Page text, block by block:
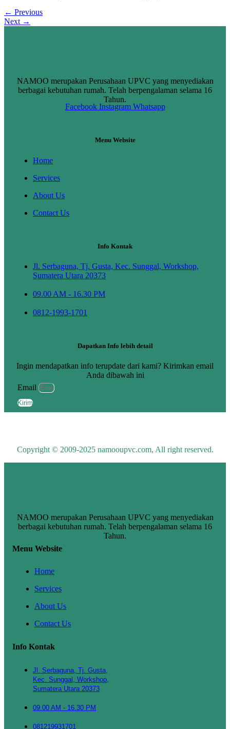
← Previous
Next →
NAMOO merupakan Perusahaan UPVC yang menyediakan
berbagai kebutuhan rumah. Telah berpengalaman selama 16
Tahun.
Facebook Instagram Whatsapp
Menu Website
Home
Services
About Us
Contact Us
Info Kontak
Jl. Serbaguna, Tj. Gusta, Kec. Sunggal, Workshop,
Sumatera Utara 20373
09.00 AM - 16.30 PM
0812-1993-1701
Dapatkan Info lebih detail
Ingin mendapatkan info terupdate dari kami? Kirimkan email
Anda dibawah ini
Email
Kirim
Copyright © 2009-2025 namooupvc.com, All right reserved.
NAMOO merupakan Perusahaan UPVC yang menyediakan
berbagai kebutuhan rumah. Telah berpengalaman selama 16
Tahun.
Menu Website
Home
Services
About Us
Contact Us
Info Kontak
Jl. Serbaguna, Tj. Gusta,
Kec. Sunggal, Workshop,
Sumatera Utara 20373
09.00 AM - 16.30 PM
081219931701